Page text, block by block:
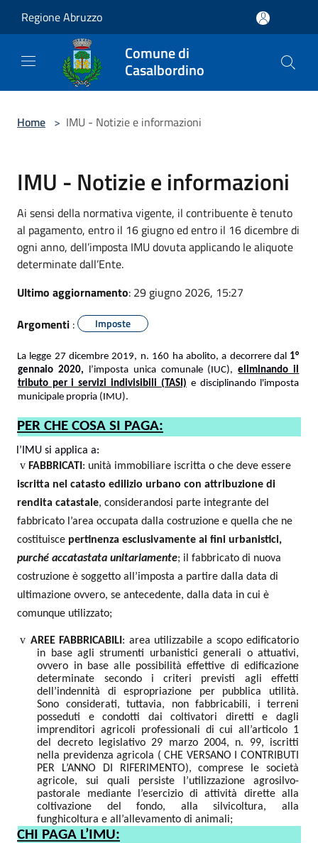
Regione Abruzzo
Comune di
Casalbordino
Home > IMU - Notizie e informazioni
IMU - Notizie e informazioni
Ai sensi della normativa vigente, il contribuente è tenuto
al pagamento, entro il 16 giugno ed entro il 16 dicembre di
ogni anno, dell’imposta IMU dovuta applicando le aliquote
determinate dall’Ente.
Ultimo aggiornamento: 29 giugno 2026, 15:27
Argomenti : Imposte
La legge 27 dicembre 2019, n. 160 ha abolito, a decorrere dal 1°
gennaio 2020,
l’imposta unica comunale (IUC),eliminando il
tributo per i servizi indivisibili (TASI) e disciplinando l'imposta
municipale propria (IMU).
PER CHE COSA SI PAGA:
l’IMU si applica a:
v FABBRICATI: unità immobiliare iscritta o che deve essere
iscritta nel catasto edilizio urbano con attribuzione di
rendita catastale, considerandosi parte integrante del
fabbricato l’area occupata dalla costruzione e quella che ne
costituisce pertinenza esclusivamente ai fini urbanistici,
purché accatastata unitariamente; il fabbricato di nuova
costruzione è soggetto all’imposta a partire dalla data di
ultimazione ovvero, se antecedente, dalla data in cui è
comunque utilizzato;
v AREE FABBRICABILI: area utilizzabile a scopo edificatorio
in base agli strumenti urbanistici generali o attuativi,
ovvero in base alle possibilità effettive di edificazione
determinate secondo i criteri previsti agli effetti
dell’indennità di espropriazione per pubblica utilità.
Sono considerati, tuttavia, non fabbricabili, i terreni
posseduti e condotti dai coltivatori diretti e dagli
imprenditori agricoli professionali di cui all’articolo 1
del decreto legislativo 29 marzo 2004, n. 99, iscritti
nella previdenza agricola ( CHE VERSANO I CONTRIBUTI
PER L’ANNO DI RIFERIMENTO), comprese le società
agricole, sui quali persiste l’utilizzazione agrosilvo-
pastorale mediante l’esercizio di attività dirette alla
coltivazione del fondo, alla silvicoltura, alla
funghicoltura e all’allevamento di animali;
CHI PAGA L’IMU: